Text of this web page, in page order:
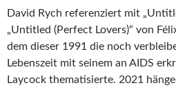
David Rych referenziert mit
„Untitled (Perfect Lovers)“ von
dem dieser 1991 die noch
Lebenszeit mit seinem an AIDS
Laycock thematisierte. 2021